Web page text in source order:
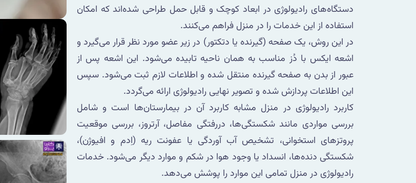
دستگاه‌های رادیولوژی در ابعاد کوچک و قابل حمل طراحی شده‌اند که امکان
استفاده از این خدمات را در منزل فراهم می‌کنند.
در این روش، یک صفحه (گیرنده یا دتکتور) در زیر عضو مورد نظر قرار می‌گیرد و
اشعه ایکس با دُز مناسب به همان ناحیه تابیده می‌شود. این اشعه پس از
عبور از بدن به صفحه گیرنده منتقل شده و اطلاعات لازم ثبت می‌شود. سپس
این اطلاعات پردازش شده و تصویر نهایی رادیولوژی ارائه می‌گردد.
کاربرد رادیولوژی در منزل مشابه کاربرد آن در بیمارستان‌ها است و شامل
بررسی مواردی مانند شکستگی‌ها، دررفتگی مفاصل، آرتروز، بررسی موقعیت
پروتزهای استخوانی، تشخیص آب آوردگی یا عفونت ریه (اِدم و افیوژن)،
شکستگی دنده‌ها، انسداد یا وجود هوا در شکم و موارد دیگر می‌شود. خدمات
رادیولوژی در منزل تمامی این موارد را پوشش می‌دهد.